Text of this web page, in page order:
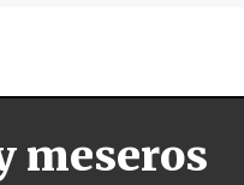
meseros